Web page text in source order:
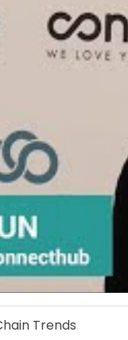
Trends